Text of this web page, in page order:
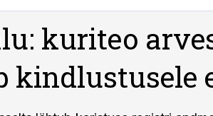
kuriteo
kindlustusele